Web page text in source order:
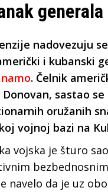
nadovezuju
i kubanski
. Čelnik
Donovan, sastao
oružanih
vojnoj bazi na
vojska je šturo
navelo da je uz